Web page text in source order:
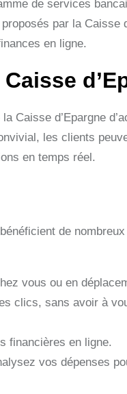
de services
par la Caisse
en ligne.
Caisse d’Epargne
les clients
en temps réel.
de
vous ou en
clics, sans avoir à
financières en ligne.
vos dépenses